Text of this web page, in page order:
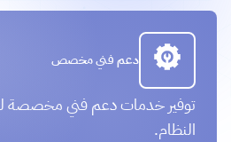
دعم فني مخصص
توفير خدمات دعم فني مخصصة
النظام.